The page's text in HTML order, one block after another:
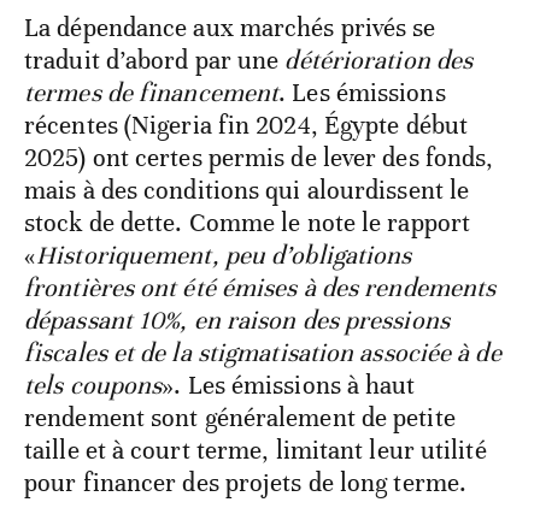
La dépendance aux marchés privés se
traduit d’abord par une détérioration des
termes de financement. Les émissions
récentes (Nigeria fin 2024, Égypte début
2025) ont certes permis de lever des fonds,
mais à des conditions qui alourdissent le
stock de dette. Comme le note le rapport
«Historiquement, peu d’obligations
frontières ont été émises à des rendements
dépassant 10%, en raison des pressions
fiscales et de la stigmatisation associée à de
tels coupons». Les émissions à haut
rendement sont généralement de petite
taille et à court terme, limitant leur utilité
pour financer des projets de long terme.